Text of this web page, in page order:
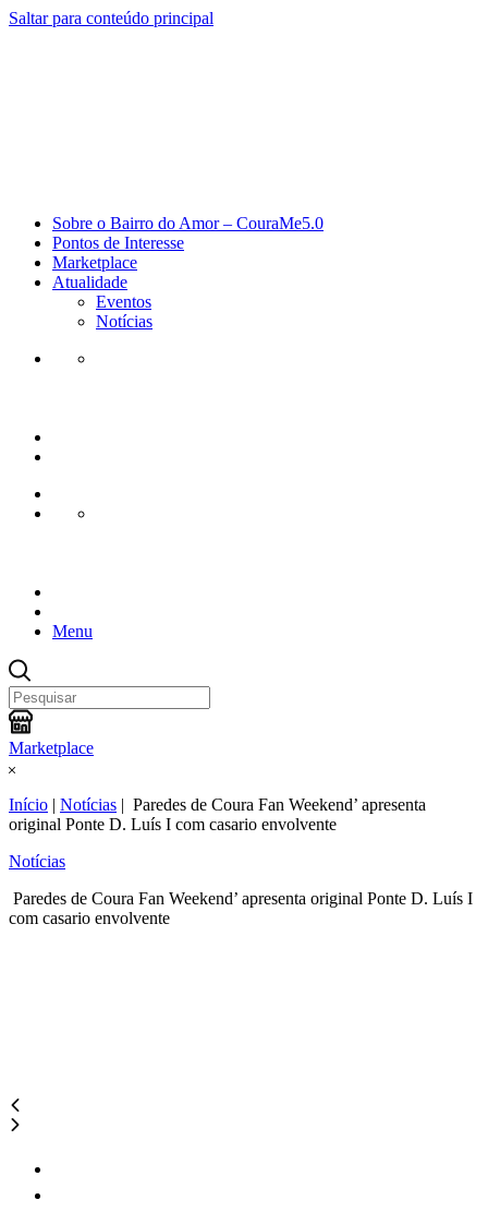
Saltar para conteúdo principal
Sobre o Bairro do Amor – CouraMe5.0
Pontos de Interesse
Marketplace
Atualidade
Eventos
Notícias
Menu
Marketplace
Início | Notícias | Paredes de Coura Fan Weekend’ apresenta
original Ponte D. Luís I com casario envolvente
Notícias
Paredes de Coura Fan Weekend’ apresenta original Ponte D. Luís I
com casario envolvente